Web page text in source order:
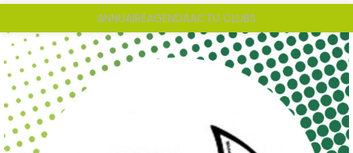
ANNUAIREAGENDAACTU CLUBS